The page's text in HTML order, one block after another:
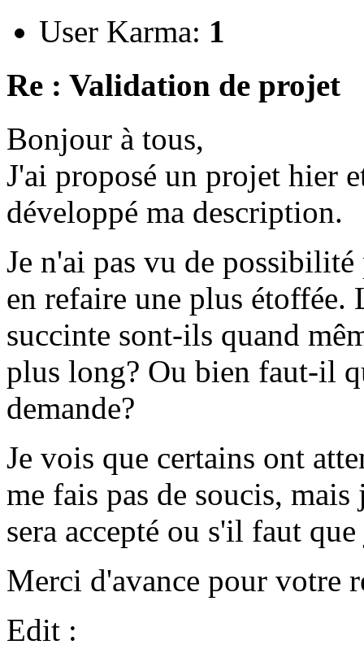
User Karma: 1
Re : Validation de projet
Bonjour à tous,
J'ai proposé un projet hier
développé ma description.
Je n'ai pas vu de
en refaire une plus étoffée.
succinte sont-ils quand
plus long? Ou bien faut-il
demande?
Je vois que certains ont
me fais pas de soucis,
sera accepté ou s'il faut
Merci d'avance pour votre
Edit :